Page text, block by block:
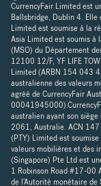
CurrencyFair Limited est
Ballsbridge, Dublin 4.
Limited est soumise à la
Asia Limited est soumis à
(MSO) du Département
12100 12/F, YF LIFE
Limited (ARBN 154 043
australienne des valeurs
agréé de CurrencyFair
australien ayant son
2061, Australie. ACN
(PTY) Limited est
valeurs mobilières et des
(Singapore) Pte Ltd est
1 Robinson Road #17-00
de l'Autorité monétaire de